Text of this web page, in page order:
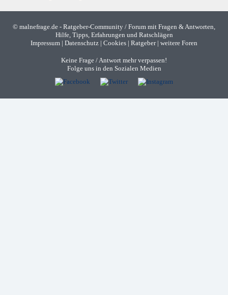
© malnefrage.de - Ratgeber-Community / Forum mit Fragen & Antworten,
Hilfe, Tipps, Erfahrungen und Ratschlägen
Impressum | Datenschutz | Cookies | Ratgeber| weitere Foren
Keine Frage / Antwort mehr verpassen!
Folge uns in den Sozialen Medien